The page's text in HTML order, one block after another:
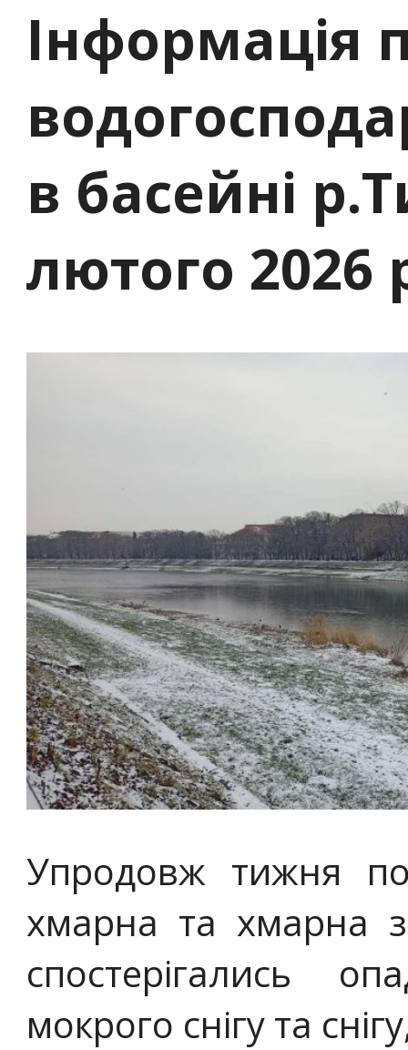
Інформація
в басейні
лютого 2026
Упродовж тижня по
хмарна та хмарна
спостерігались
мокрого снігу та